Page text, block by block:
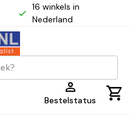
16 winkels in
Nederland
Bestelstatus